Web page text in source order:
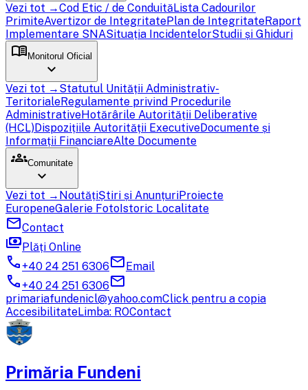
Vezi tot →Cod Etic / de ConduităLista Cadourilor
PrimiteAvertizor de IntegritatePlan de IntegritateRaport
Implementare SNASituația IncidentelorStudii și Ghiduri
menu_book Monitorul Oficial
expand_more
Vezi tot → Statutul Unității Administrativ-
TeritorialeRegulamente privind Procedurile
AdministrativeHotărârile Autorității Deliberative
(HCL)Dispozițiile Autorității ExecutiveDocumente și
Informații FinanciareAlte Documente
groupsComunitate
expand_more
Vezi tot → NoutățiȘtiri și AnunțuriProiecte
EuropeneGalerie FotoIstoric Localitate
mailContact
paymentsPlăți Online
call+40 24 251 6306mailEmail
call+40 24 251 6306mail
primariafundenicl@yahoo.comClick pentru a copia
AccesibilitateLimba: ROContact
Primăria Fundeni